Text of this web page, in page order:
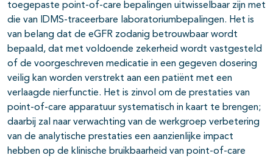
toegepaste point-of-care bepalingen uitwisselbaar zijn met
die van IDMS-traceerbare laboratoriumbepalingen. Het is
van belang dat de eGFR zodanig betrouwbaar wordt
bepaald, dat met voldoende zekerheid wordt vastgesteld
of de voorgeschreven medicatie in een gegeven dosering
veilig kan worden verstrekt aan een patiënt met een
verlaagde nierfunctie. Het is zinvol om de prestaties van
point-of-care apparatuur systematisch in kaart te brengen;
daarbij zal naar verwachting van de werkgroep verbetering
van de analytische prestaties een aanzienlijke impact
hebben op de klinische bruikbaarheid van point-of-care